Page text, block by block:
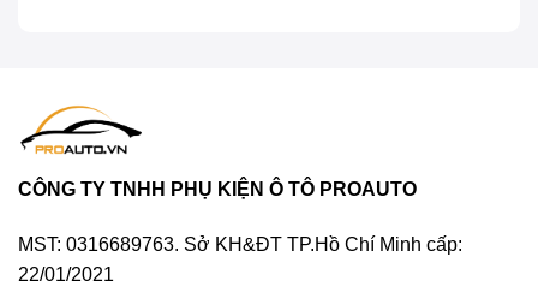
Chi hơn “trăm triệu” độ nội thất cho TOYOTA
Palisade?
CÔNG TY TNHH PHỤ KIỆN Ô TÔ PROAUTO
MST: 0316689763. Sở KH&ĐT TP.Hồ Chí Minh cấp:
22/01/2021